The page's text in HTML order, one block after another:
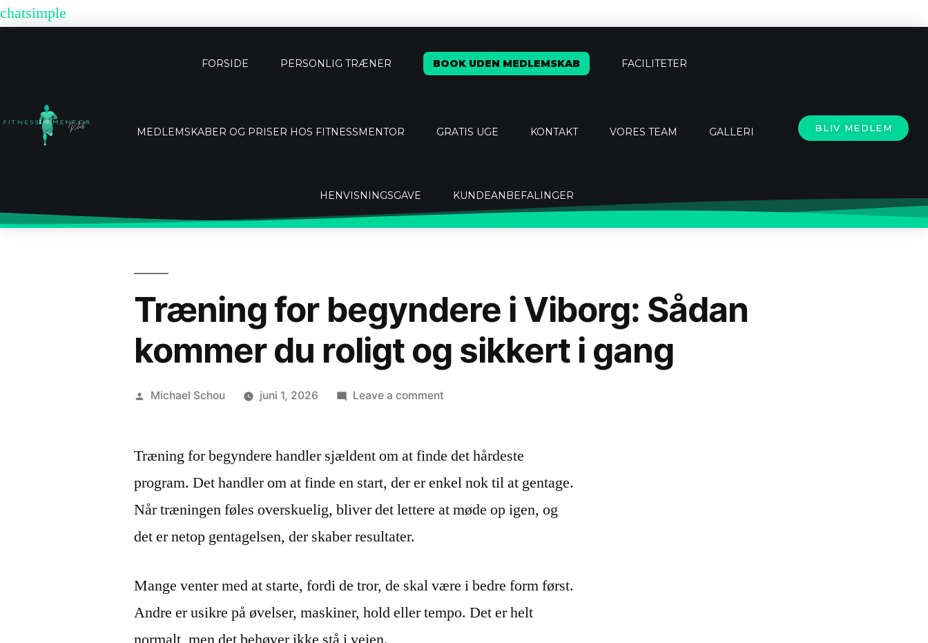
chatsimple
FORSIDE PERSONLIG TRÆNER BOOK UDEN MEDLEMSKAB FACILITETER
MEDLEMSKABER OG PRISER HOS FITNESSMENTOR GRATIS UGE KONTAKT VORES TEAM GALLERI
HENVISNINGSGAVE KUNDEANBEFALINGER
BLIV MEDLEM
Træning for begyndere i Viborg: Sådan
kommer du roligt og sikkert i gang
Michael Schou juni 1, 2026 Leave a comment
Træning for begyndere handler sjældent om at finde det hårdeste
program. Det handler om at finde en start, der er enkel nok til at gentage.
Når træningen føles overskuelig, bliver det lettere at møde op igen, og
det er netop gentagelsen, der skaber resultater.
Mange venter med at starte, fordi de tror, de skal være i bedre form først.
Andre er usikre på øvelser, maskiner, hold eller tempo. Det er helt